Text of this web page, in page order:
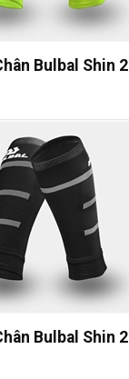
Bulbal Shin 2
Bulbal Shin 2